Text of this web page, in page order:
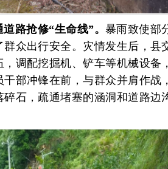
路抢修“生命线”。 暴雨致使部
众出行安全。灾情发生后，县
调配挖掘机、铲车等机械设备
部冲锋在前，与群众并肩作战
石，疏通堵塞的涵洞和道路边